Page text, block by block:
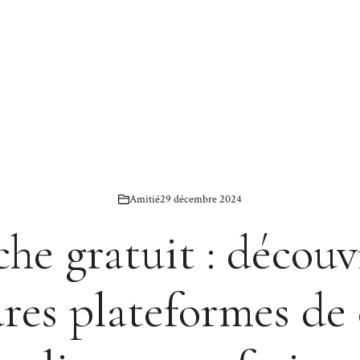
Amitié29 décembre 2024
gratuit :
plateformes de